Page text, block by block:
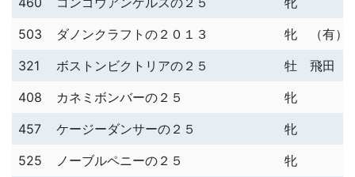
503
ダノンクラフトの２０１３ 牝
（有
321
ボストンビクトリアの２５ 牡
飛田
408
カネミボンバーの２５
牝
457
ケージーダンサーの２５
牝
525
ノーブルペニーの２５
牝